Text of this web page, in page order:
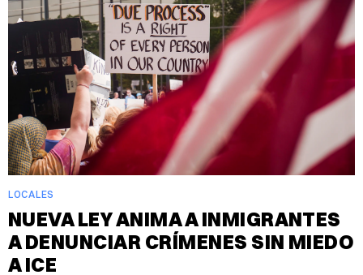
LOCALES
NUEVA LEY ANIMA A INMIGRANTES
A DENUNCIAR CRÍMENES SIN MIEDO
A ICE